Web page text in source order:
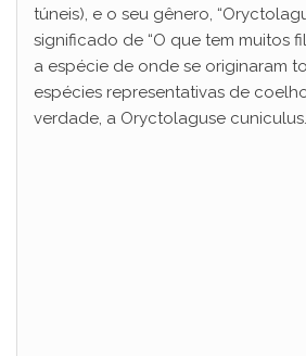
e
o
túneis), e o seu gênero,
significado de “O que tem muitos
a espécie de onde se originaram
espécies representativas de
verdade, a Oryctolaguse cuniculus.